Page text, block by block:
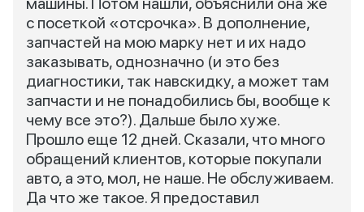
с посеткой «отсрочка». В дополнение,
запчастей на мою марку нет и их надо
заказывать, однозначно (и это без
диагностики, так навскидку, а может там
запчасти и не понадобились бы, вообще к
чему все это?). Дальше было хуже.
Прошло еще 12 дней. Сказали, что много
обращений клиентов, которые покупали
авто, а это, мол, не наше. Не обслуживаем.
Да что же такое. Я предоставил